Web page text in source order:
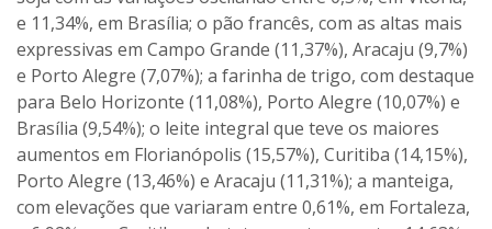
e 11,34%, em Brasília; o pão francês, com as altas mais
expressivas em Campo Grande (11,37%), Aracaju (9,7%)
e Porto Alegre (7,07%); a farinha de trigo, com destaque
para Belo Horizonte (11,08%), Porto Alegre (10,07%) e
Brasília (9,54%); o leite integral que teve os maiores
aumentos em Florianópolis (15,57%), Curitiba (14,15%),
Porto Alegre (13,46%) e Aracaju (11,31%); a manteiga,
com elevações que variaram entre 0,61%, em Fortaleza,